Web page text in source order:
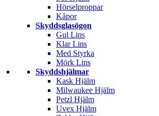
Hörselproppar
Kåpor
Skyddsglasögon
Gul Lins
Klar Lins
Med Styrka
Mörk Lins
Skyddshjälmar
Kask Hjälm
Milwaukee Hjälm
Petzl Hjälm
Uvex Hjälm